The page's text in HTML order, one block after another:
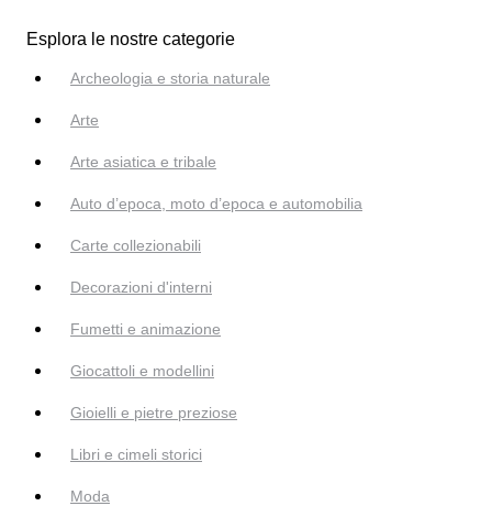
Esplora le nostre categorie
Archeologia e storia naturale
Arte
Arte asiatica e tribale
Auto d’epoca, moto d’epoca e automobilia
Carte collezionabili
Decorazioni d'interni
Fumetti e animazione
Giocattoli e modellini
Gioielli e pietre preziose
Libri e cimeli storici
Moda